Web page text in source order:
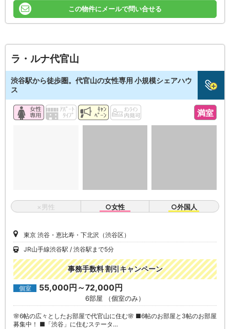
この物件にメールで問い合せる
ラ・ルナ代官山
渋谷駅から徒歩圏。代官山の女性専用 小規模シェアハウ
ス
満室
×男性 ○女性 ○外国人
東京 渋谷・恵比寿・下北沢（渋谷区）
JR山手線渋谷駅
渋谷駅まで5分
事務手数料 割引キャンペーン
個室 55,000円～72,000円
6部屋 （個室のみ）
🌸6帖の広々としたお部屋で代官山に住む🌸 ■6帖のお部屋と3帖のお部屋
募集中！ ■「渋谷」に住むステータ…